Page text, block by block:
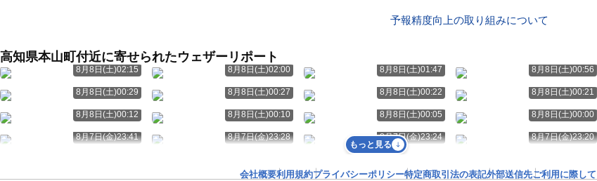
予報精度向上の取り組みについて
高知県本山町付近に寄せられたウェザーリポート
8月8日(土)02:15 8月8日(土)02:00 8月8日(土)01:47 8月8日(土)00:56
8月8日(土)00:29 8月8日(土)00:27 8月8日(土)00:22 8月8日(土)00:21
8月8日(土)00:12 8月8日(土)00:10 8月8日(土)00:05 8月8日(土)00:00
8月7日(金)23:41 8月7日(金)23:28 8月7日(金)23:24 8月7日(金)23:20
もっと見る
会社概要利用規約プライバシーポリシー特定商取引法の表記外部送信先ご利用に際して